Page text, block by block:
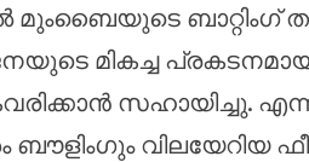
മുംബൈയുടെ ബാറ്റിംഗ്
മികച്ച
സഹായിച്ചു.
വിലയേറിയ